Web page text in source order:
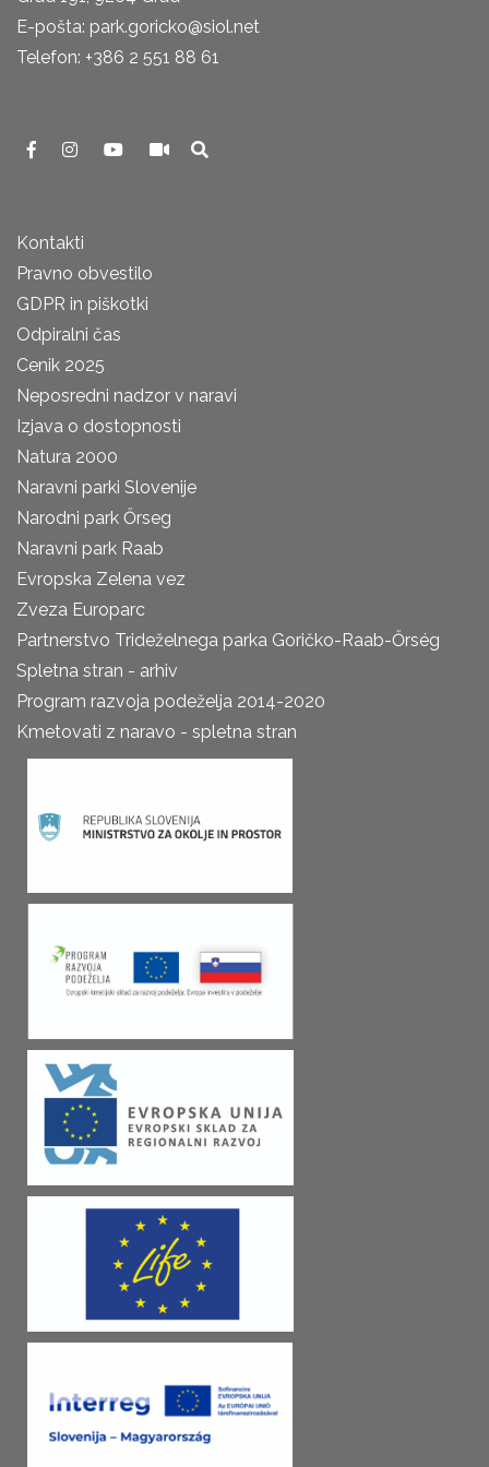
E-pošta: park.goricko@siol.net
Telefon: +386 2 551 88 61
Kontakti
Pravno obvestilo
GDPR in piškotki
Odpiralni čas
Cenik 2025
Neposredni nadzor v naravi
Izjava o dostopnosti
Natura 2000
Naravni parki Slovenije
Narodni park Őrseg
Naravni park Raab
Evropska Zelena vez
Zveza Europarc
Partnerstvo Trideželnega parka Goričko-Raab-Őrség
Spletna stran - arhiv
Program razvoja podeželja 2014-2020
Kmetovati z naravo - spletna stran